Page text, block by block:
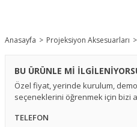
Anasayfa Projeksiyon Aksesuarları
BU ÜRÜNLE Mİ
Özel fiyat, yerinde kurulum,
seçeneklerini öğrenmek için bizi
TELEFON